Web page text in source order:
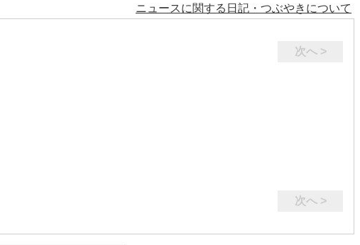
ニュースに関する日記・つぶやきについて
次へ >
次へ >